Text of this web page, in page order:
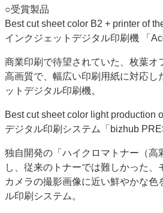
案内
発刊案内
JFPI印刷用語集 印
運営
会社案内
購読・購入申し込み
お問い合わせ
○受賞製品
Best cut sheet color B2 + printer of
インクジェットデジタル印刷機 「
商業印刷で待望されていた、枚葉オ
高画質で、幅広い印刷用紙に対応し
ットデジタル印刷機。
Best cut sheet color light production
デジタル印刷システム「bizhub
独自開発の「ハイクロマトナー（高
し、従来のトナーでは難しかった、
カメラの撮影画像に近い鮮やかな色
ル印刷システム。